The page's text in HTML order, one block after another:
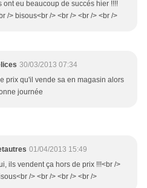
ont eu beaucoup de succés hier !!!!
/> bisous<br /> <br /> <br /> <br />
30/03/2013 07:34
prix qu'il vende sa en magasin alors
journée
01/04/2013 15:49
ils vendent ça hors de prix !!!<br />
/> <br /> <br /> <br />